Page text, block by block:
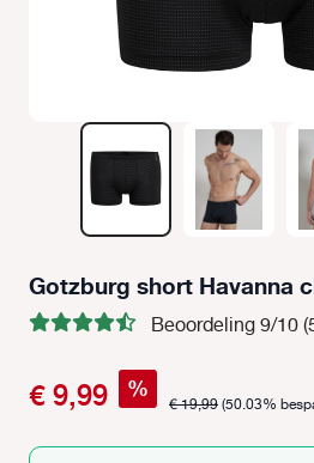
Gotzburg short Havanna
Beoordeling 9/10
€ 9,99 % € 19,99(50.03%